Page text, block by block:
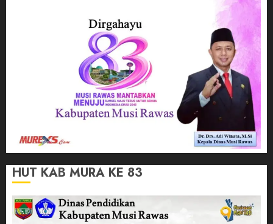
HUT KAB MURA KE 83